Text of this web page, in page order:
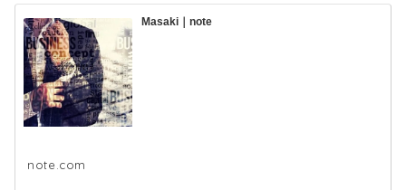
Masaki｜note
note.com